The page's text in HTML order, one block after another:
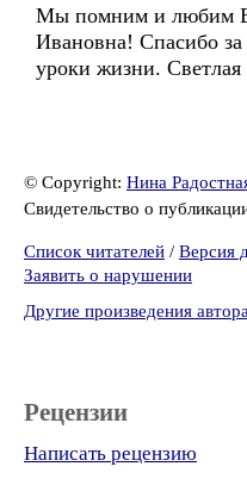
Мы помним и любим
Ивановна! Спасибо за
уроки жизни.
© Copyright: Нина
Свидетельство о
Список читателей / Версия
Заявить о нарушении
Другие произведения
Рецензии
Написать рецензию